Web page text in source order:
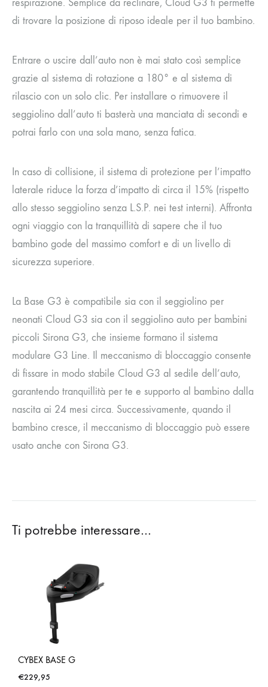
respirazione. Semplice da reclinare, Cloud G3 ti permette
di trovare la posizione di riposo ideale per il tuo bambino.
Entrare o uscire dall’auto non è mai stato così semplice
grazie al sistema di rotazione a 180° e al sistema di
rilascio con un solo clic. Per installare o rimuovere il
seggiolino dall’auto ti basterà una manciata di secondi e
potrai farlo con una sola mano, senza fatica.
In caso di collisione, il sistema di protezione per l’impatto
laterale riduce la forza d’impatto di circa il 15% (rispetto
allo stesso seggiolino senza L.S.P. nei test interni). Affronta
ogni viaggio con la tranquillità di sapere che il tuo
bambino gode del massimo comfort e di un livello di
sicurezza superiore.
La Base G3 è compatibile sia con il seggiolino per
neonati Cloud G3 sia con il seggiolino auto per bambini
piccoli Sirona G3, che insieme formano il sistema
modulare G3 Line. Il meccanismo di bloccaggio consente
di fissare in modo stabile Cloud G3 al sedile dell’auto,
garantendo tranquillità per te e supporto al bambino dalla
nascita ai 24 mesi circa. Successivamente, quando il
bambino cresce, il meccanismo di bloccaggio può essere
usato anche con Sirona G3.
Ti potrebbe interessare…
CYBEX BASE G
€229,95